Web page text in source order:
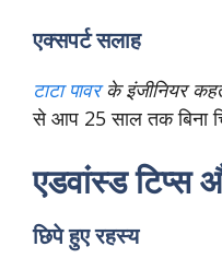
एक्सपर्ट सलाह
टाटा पावरके इंजीनियर
से आप 25 साल तक बिना
एडवांस्ड टिप्स
छिपे हुए रहस्य